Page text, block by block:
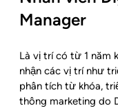
Manager
Là vị trí có từ 1 năm
nhận các vị trí như
phân tích từ khóa,
thông marketing do